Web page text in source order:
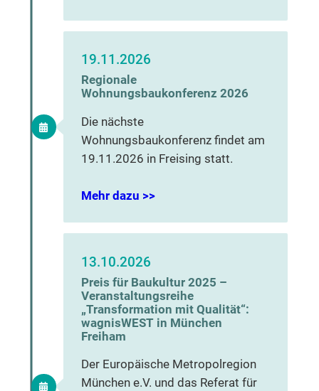
19.11.2026
Regionale
Wohnungsbaukonferenz 2026
Die nächste
Wohnungsbaukonferenz findet am
19.11.2026 in Freising statt.
Mehr dazu >>
13.10.2026
Preis für Baukultur 2025 –
Veranstaltungsreihe
„Transformation mit Qualität“:
wagnisWEST in München
Freiham
Der Europäische Metropolregion
München e.V. und das Referat für